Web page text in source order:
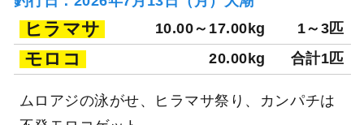
ヒラマサ 10.00～17.00kg 1～3匹
モロコ 20.00kg 合計1匹
ムロアジの泳がせ、ヒラマサ祭り、カンパチは